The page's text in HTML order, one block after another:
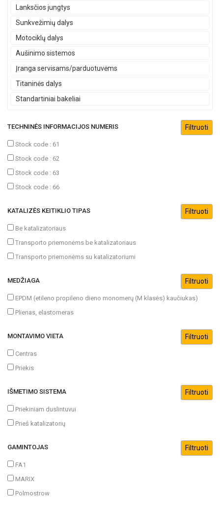
Lanksčios jungtys
Sunkvežimių dalys
Motociklų dalys
Aušinimo sistemos
Įranga servisams/parduotuvėms
Titaninės dalys
Standartiniai bakeliai
TECHNINĖS INFORMACIJOS NUMERIS
Stock code : 61
Stock code : 62
Stock code : 63
Stock code : 66
KATALIZĖS KEITIKLIO TIPAS
Be katalizatoriaus
Transporto priemonėms be katalizatoriaus
Transporto priemonėms su katalizatoriumi
MEDŽIAGA
EPDM (etileno propileno dieno monomerų (M klasės) kaučiukas)
Plienas, elastomeras
MONTAVIMO VIETA
Centras
Priekis
IŠMETIMO SISTEMA
Priekiniam duslintuvui
Prieš katalizatorių
GAMINTOJAS
FA1
MARIX
Polmostrow